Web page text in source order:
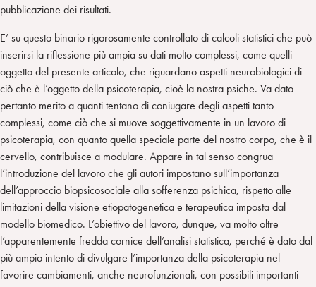
pubblicazione dei risultati.
E’ su questo binario rigorosamente controllato di calcoli statistici che può
inserirsi la riflessione più ampia su dati molto complessi, come quelli
oggetto del presente articolo, che riguardano aspetti neurobiologici di
ciò che è l’oggetto della psicoterapia, cioè la nostra psiche. Va dato
pertanto merito a quanti tentano di coniugare degli aspetti tanto
complessi, come ciò che si muove soggettivamente in un lavoro di
psicoterapia, con quanto quella speciale parte del nostro corpo, che è il
cervello, contribuisce a modulare. Appare in tal senso congrua
l’introduzione del lavoro che gli autori impostano sull’importanza
dell’approccio biopsicosociale alla sofferenza psichica, rispetto alle
limitazioni della visione etiopatogenetica e terapeutica imposta dal
modello biomedico. L’obiettivo del lavoro, dunque, va molto oltre
l’apparentemente fredda cornice dell’analisi statistica, perché è dato dal
più ampio intento di divulgare l’importanza della psicoterapia nel
favorire cambiamenti, anche neurofunzionali, con possibili importanti